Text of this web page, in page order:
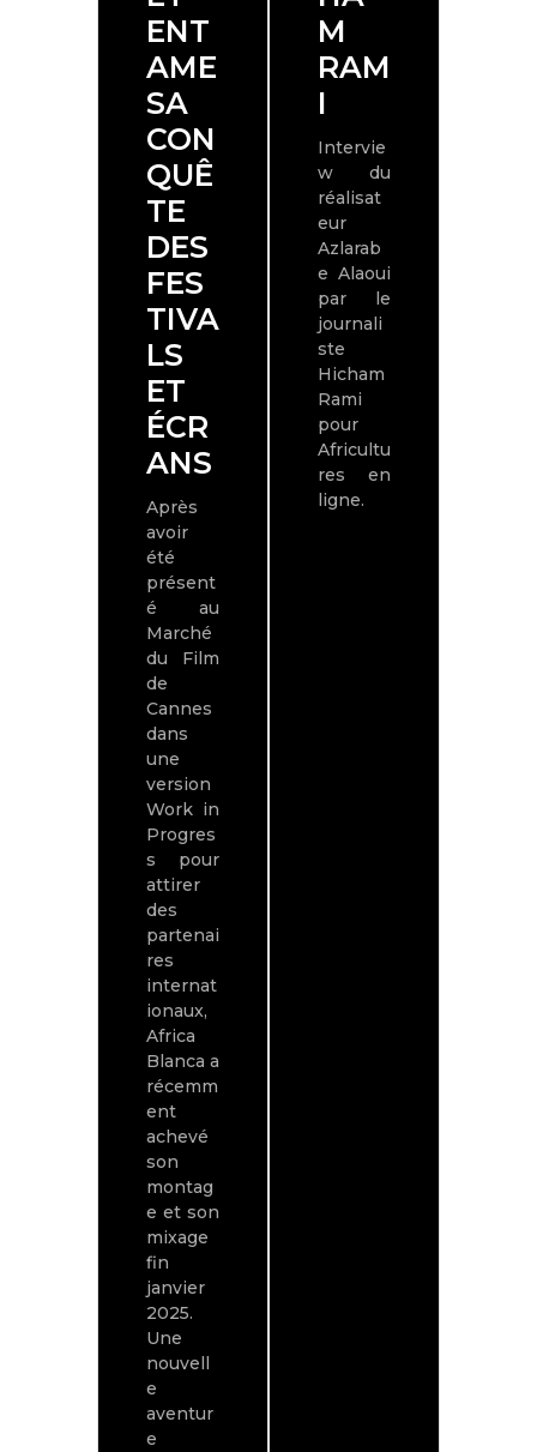
ENT
AME
SA
CON
QUÊ
TE
DES
FES
TIVA
LS
ET
ÉCR
ANS
Après
avoir
été
présent
é au
Marché
du Film
de
Cannes
dans
une
version
Work in
Progres
s pour
attirer
des
partenai
res
internat
ionaux,
Africa
Blanca a
récemm
ent
achevé
son
montag
e et son
mixage
fin
janvier
2025.
Une
nouvell
e
aventur
e
M
RAM
I
Intervie
w du
réalisat
eur
Azlarab
e Alaoui
par le
journali
ste
Hicham
Rami
pour
Africultu
res en
ligne.